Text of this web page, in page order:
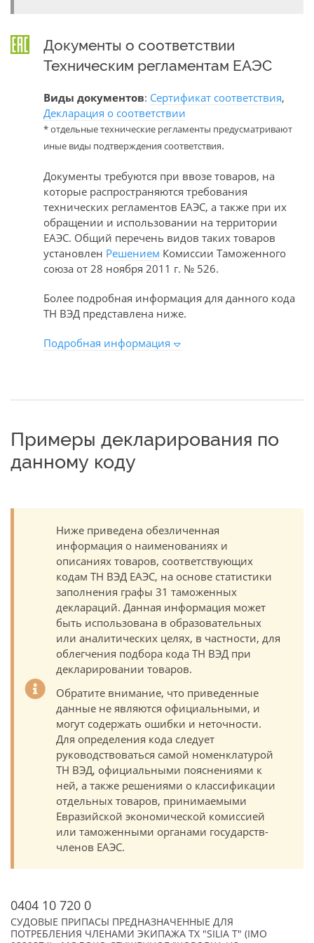
Документы о соответствии
Техническим регламентам ЕАЭС
Виды документов: Сертификат соответствия,
Декларация о соответствии
* отдельные технические регламенты предусматривают
иные виды подтверждения соответствия.
Документы требуются при ввозе товаров, на
которые распространяются требования
технических регламентов ЕАЭС, а также при их
обращении и использовании на территории
ЕАЭС. Общий перечень видов таких товаров
установлен Решением Комиссии Таможенного
союза от 28 ноября 2011 г. № 526.
Более подробная информация для данного кода
ТН ВЭД представлена ниже.
Подробная информация
Примеры декларирования по
данному коду
Ниже приведена обезличенная
информация о наименованиях и
описаниях товаров, соответствующих
кодам ТН ВЭД ЕАЭС, на основе статистики
заполнения графы 31 таможенных
деклараций. Данная информация может
быть использована в образовательных
или аналитических целях, в частности, для
облегчения подбора кода ТН ВЭД при
декларировании товаров.
Обратите внимание, что приведенные
данные не являются официальными, и
могут содержать ошибки и неточности.
Для определения кода следует
руководствоваться самой номенклатурой
ТН ВЭД, официальными пояснениями к
ней, а также решениями о классификации
отдельных товаров, принимаемыми
Евразийской экономической комиссией
или таможенными органами государств-
членов ЕАЭС.
0404 10 720 0
СУДОВЫЕ ПРИПАСЫ ПРЕДНАЗНАЧЕННЫЕ ДЛЯ
ПОТРЕБЛЕНИЯ ЧЛЕНАМИ ЭКИПАЖА ТХ "SILIA T" (IMO